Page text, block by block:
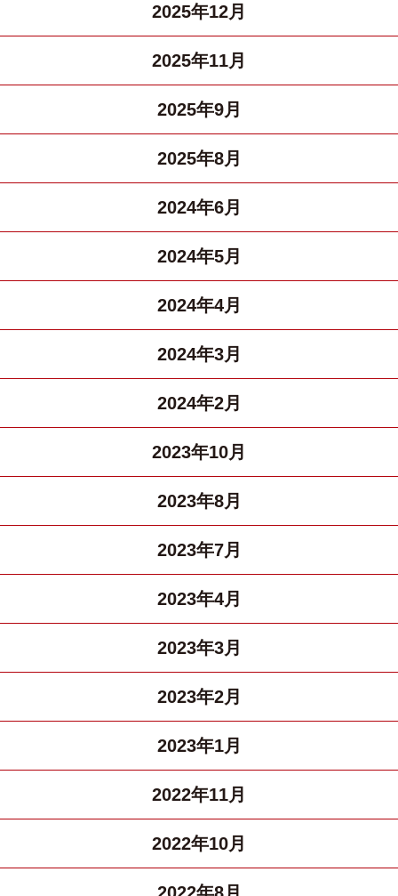
2025年12月
2025年11月
2025年9月
2025年8月
2024年6月
2024年5月
2024年4月
2024年3月
2024年2月
2023年10月
2023年8月
2023年7月
2023年4月
2023年3月
2023年2月
2023年1月
2022年11月
2022年10月